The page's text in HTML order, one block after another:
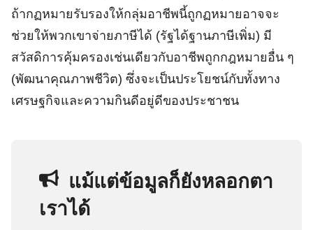
ถ้ากฏหมายรับรองให้กลุ่มอาชีพนี้ถูกฏหมายอาจจะ
ช่วยให้พวกเขาจ่ายภาษีได้ (รัฐได้ฐานภาษีเพิ่ม) มี
สวัสดิการคุ้มครองเช่นเดียวกับอาชีพถูกกฎหมายอื่น ๆ
(พัฒนาคุณภาพชีวิต) ซึ่งจะเป็นประโยชน์กับทั้งทาง
เศรษฐกิจและความกินดีอยู่ดีของประชาชน
แม้แต่ข้อมูลก็ยังหลอกตา
เราได้